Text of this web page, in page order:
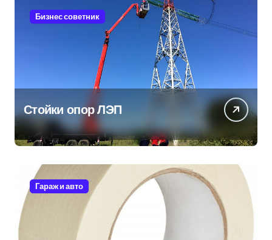
Бизнес советник
Стойки опор ЛЭП
Гараж и авто